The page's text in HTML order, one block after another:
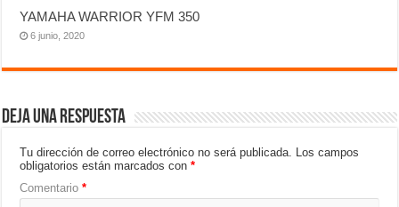
YAMAHA WARRIOR YFM 350
6 junio, 2020
Deja una respuesta
Tu dirección de correo electrónico no será publicada.
Los campos
obligatorios están marcados con*
Comentario*